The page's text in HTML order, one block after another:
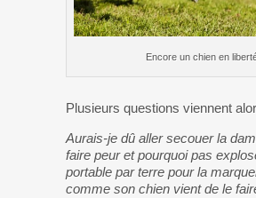
Encore un chien en
Plusieurs questions viennent
Aurais-je dû aller secouer la
faire peur et pourquoi pas
portable par terre pour la
comme son chien vient de le